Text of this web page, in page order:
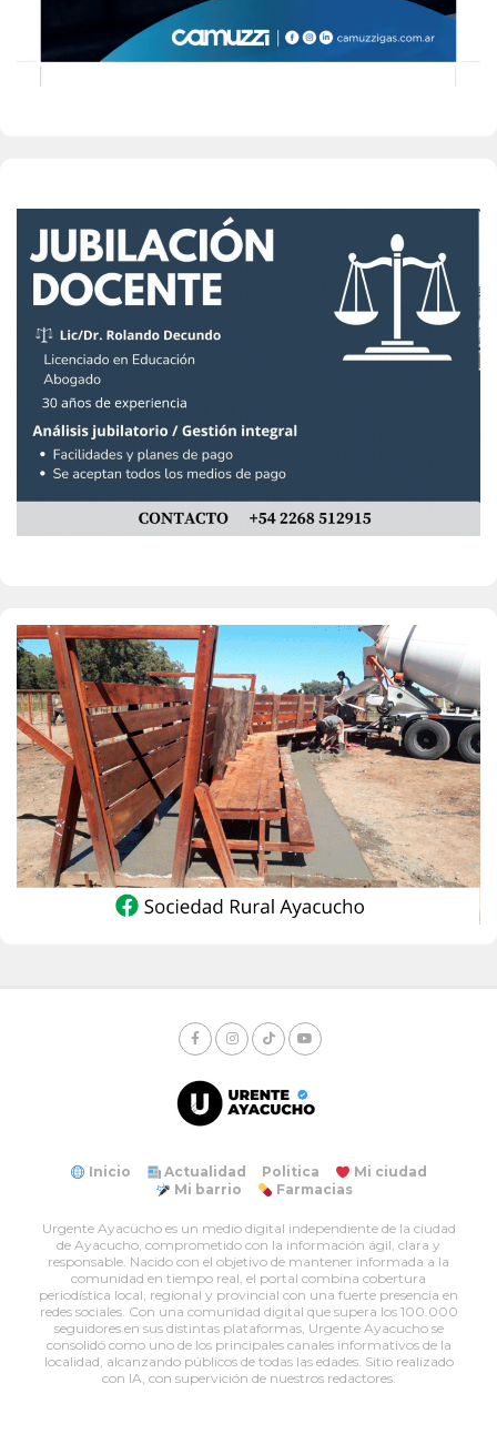
Inicio Actualidad Politica
Mi ciudad
Mi barrio
Farmacias
Urgente Ayacucho es un medio digital independiente de la ciudad
de Ayacucho, comprometido con la información ágil, clara y
responsable. Nacido con el objetivo de mantener informada a la
comunidad en tiempo real, el portal combina cobertura
periodística local, regional y provincial con una fuerte presencia en
redes sociales. Con una comunidad digital que supera los 100.000
seguidores en sus distintas plataformas, Urgente Ayacucho se
consolidó como uno de los principales canales informativos de la
localidad, alcanzando públicos de todas las edades. Sitio realizado
con IA, con supervición de nuestros redactores.